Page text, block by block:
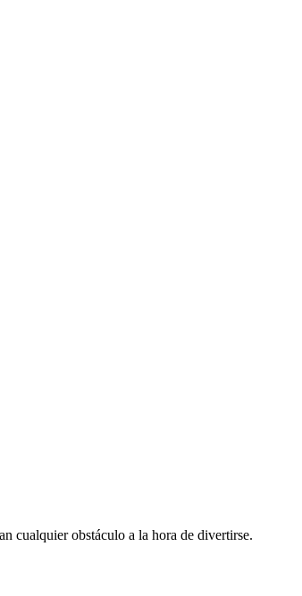
cualquier obstáculo a la hora de divertirse.